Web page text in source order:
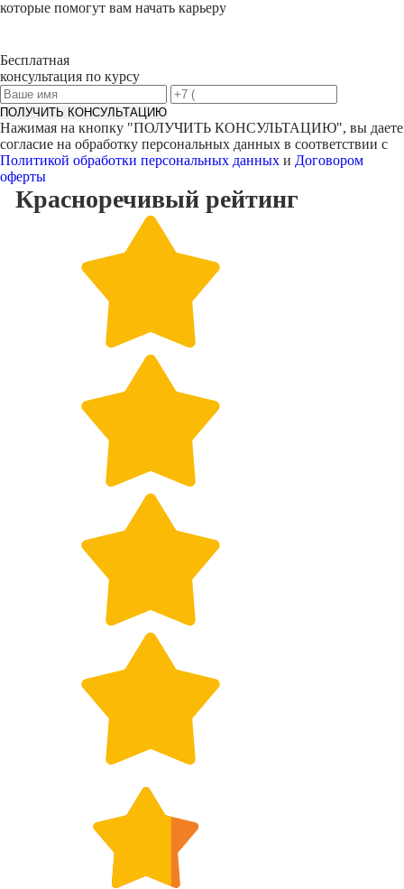
которые помогут вам начать карьеру
Бесплатная
консультация по курсу
ПОЛУЧИТЬ КОНСУЛЬТАЦИЮ
Нажимая на кнопку "ПОЛУЧИТЬ КОНСУЛЬТАЦИЮ", вы даете
согласие на обработку персональных данных в соответствии с
Политикой обработки персональных данных и Договором
оферты
Красноречивый рейтинг